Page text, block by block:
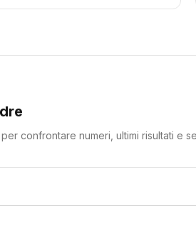
confrontare numeri, ultimi risultati e